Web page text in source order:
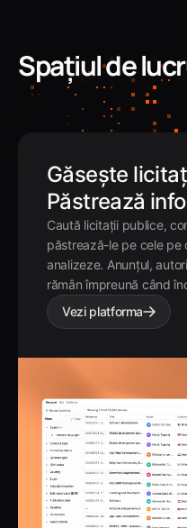
Spațiul de
Găsește
Păstrează
Caută licitații publice,
păstrează-le pe cele pe
analizeze. Anunțul,
rămân împreună când
Vezi platforma